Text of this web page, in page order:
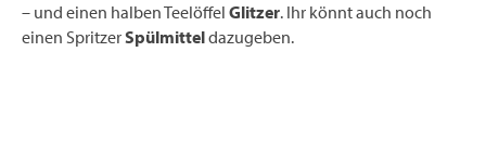
– und einen halben Teelöffel Glitzer. Ihr könnt auch noch
einen SpritzerSpülmitteldazugeben.